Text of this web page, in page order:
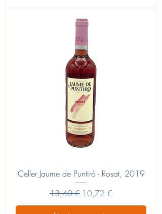
Celler Jaume de Puntiró - Rosat, 2019
Prix original
13,40 € Prix promotionnel
10,72 €